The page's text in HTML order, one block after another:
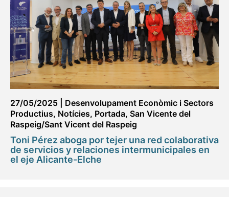
27/05/2025
Desenvolupament Econòmic i Sectors
Productius, Notícies, Portada, San Vicente del
Raspeig/Sant Vicent del Raspeig
Toni Pérez aboga por tejer una red colaborativa
de servicios y relaciones intermunicipales en
el eje Alicante-Elche